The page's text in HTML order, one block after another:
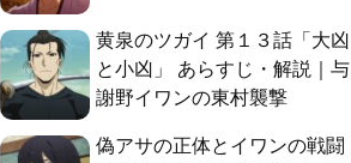
黄泉のツガイ 第１３話「大凶
と小凶」 あらすじ・解説｜与
謝野イワンの東村襲撃
偽アサの正体とイワンの戦闘